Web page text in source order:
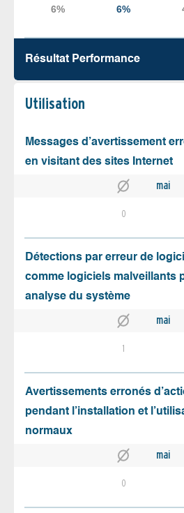
Résultat Performance
Utilisation
Messages d’avertissement
en visitant des sites Internet
mai
0
Détections par erreur de
comme logiciels malveillants
analyse du système
mai
1
Avertissements erronés
pendant l’installation et
normaux
mai
0